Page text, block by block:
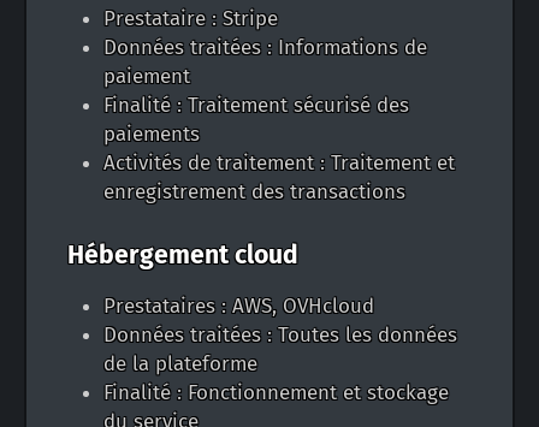
Prestataire : Stripe
Données traitées : Informations de
paiement
Finalité : Traitement sécurisé des
paiements
Activités de traitement : Traitement et
enregistrement des transactions
Hébergement cloud
Prestataires : AWS, OVHcloud
Données traitées : Toutes les données
de la plateforme
Finalité : Fonctionnement et stockage
du service